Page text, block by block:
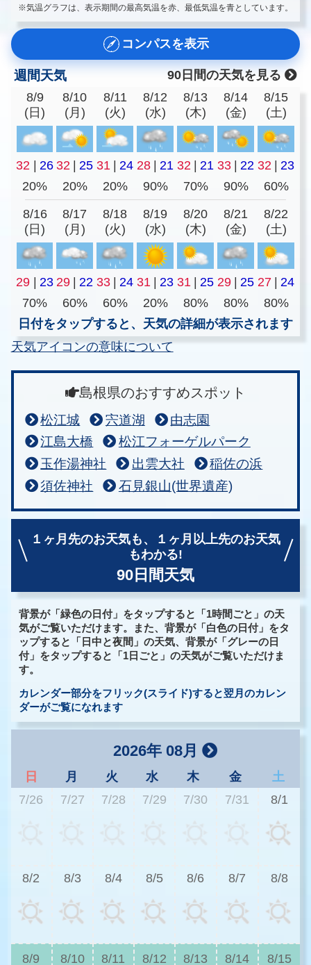
※気温グラフは、表示期間の最高気温を赤、最低気温を青としています。
コンパスを表示
週間天気
90日間の天気を見る
8/9
(日)
8/10
(月)
8/11
(火)
8/12
(水)
8/13
(木)
8/14
(金)
8/15
(土)
32 | 26 32 | 25 31 | 24 28 | 21 32 | 21 33 | 22 32 | 23
20%
20% 20% 90% 70% 90% 60%
8/16
(日)
8/17
(月)
8/18
(火)
8/19
(水)
8/20
(木)
8/21
(金)
8/22
(土)
29 | 23 29 | 22 33 | 24 31 | 23 31 | 25 29 | 25 27 | 24
70%
60% 60% 20% 80% 80%
80%
日付をタップすると、天気の詳細が表示されます
天気アイコンの意味について
島根県のおすすめスポット
松江城 宍道湖
由志園
江島大橋
松江フォーゲルパーク
玉作湯神社
出雲大社
稲佐の浜
須佐神社
石見銀山(世界遺産)
１ヶ月先のお天気も、
１ヶ月以上先のお天気
もわかる!
90日間天気
背景が「緑色の日付」をタップすると「1時間ごと」の天
気がご覧いただけます。また、背景が「白色の日付」をタ
ップすると「日中と夜間」の天気、背景が「グレーの日
付」をタップすると「1日ごと」の天気がご覧いただけま
す。
カレンダー部分をフリック(スライド)すると翌月のカレン
ダーがご覧になれます
2026年 08月
日 月 火 水 木 金
土
7/26
7/27 7/28 7/29 7/30 7/31 8/1
8/2 8/3 8/4 8/5 8/6 8/7 8/8
8/9 8/10 8/11 8/12 8/13 8/14 8/15